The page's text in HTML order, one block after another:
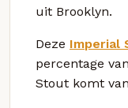
uit Brooklyn.
Deze Imperial
percentage
Stout komt